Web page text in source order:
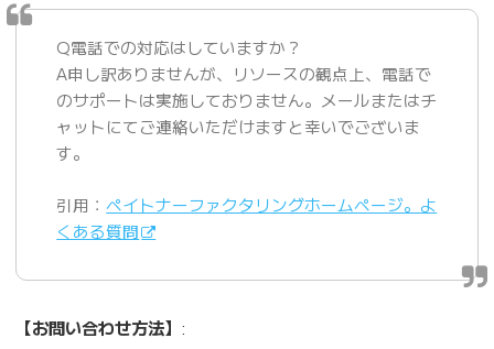
Q電話での対応はしていますか？
A申し訳ありませんが、リソースの観点上、電話で
のサポートは実施しておりません。メールまたはチ
ャットにてご連絡いただけますと幸いでございま
す。
引用：ペイトナーファクタリングホームページ。よ
くある質問
【お問い合わせ方法】 :